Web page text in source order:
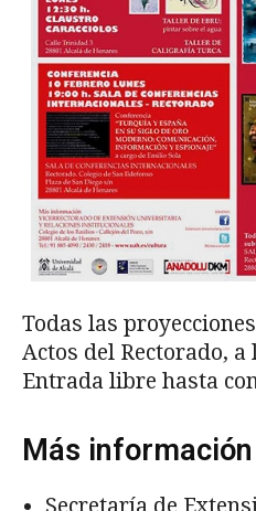
Todas las
Actos del Rectorado, a
Entrada libre hasta
Más información
Secretaría de